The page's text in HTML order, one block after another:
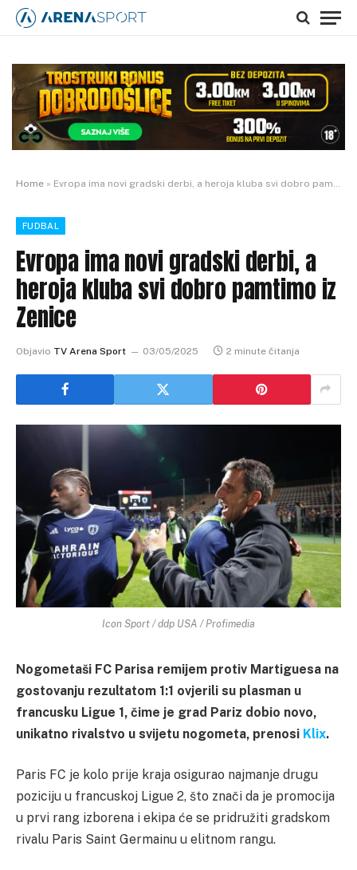
Home » Evropa ima novi gradski derbi, a heroja kluba svi dobro pamtimo iz Zenice
FUDBAL
Evropa ima novi gradski derbi, a
heroja kluba svi dobro pamtimo iz
Zenice
Objavio TV Arena Sport 03/05/2025 2 minute čitanja
Icon Sport / ddp USA / Profimedia
Nogometaši FC Parisa remijem protiv Martiguesa na
gostovanju rezultatom 1:1 ovjerili su plasman u
francusku Ligue 1, čime je grad Pariz dobio novo,
unikatno rivalstvo u svijetu nogometa, prenosi Klix.
Paris FC je kolo prije kraja osigurao najmanje drugu
poziciju u francuskoj Ligue 2, što znači da je promocija
u prvi rang izborena i ekipa će se pridružiti gradskom
rivalu Paris Saint Germainu u elitnom rangu.